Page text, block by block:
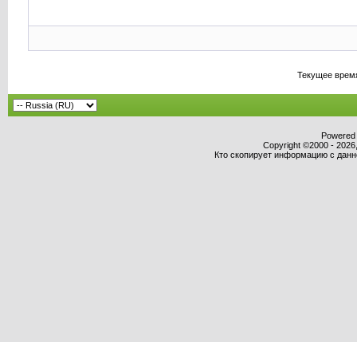
Текущее
Copyright ©2000 -
Кто скопирует информацию с